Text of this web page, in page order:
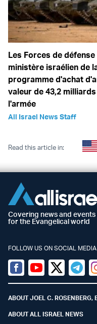
Les Forces de
ministère israélien de
programme d'achat
valeur de 43,2
l'armée
All Israel News Staff
Read this article in:
Covering news and
for the Evangelical world
FOLLOW US ON SOCIAL MEDIA
Facebook
YoutubeTwitter (X)
ABOUT JOEL C. ROSENBERG,
ABOUT ALL ISRAEL NEWS